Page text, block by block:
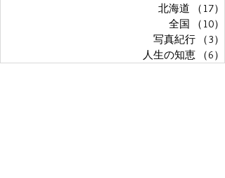
北海道
（17）
全国
（10）
写真紀行
（3）
人生の知恵
（6）